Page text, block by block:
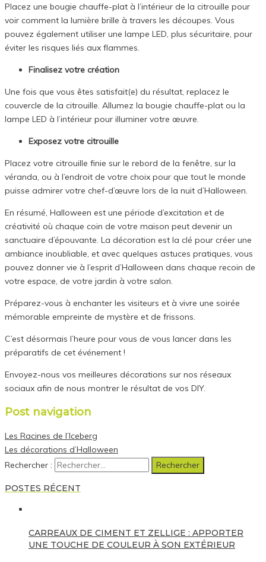
Placez une bougie chauffe-plat à l’intérieur de la citrouille pour
voir comment la lumière brille à travers les découpes. Vous
pouvez également utiliser une lampe LED, plus sécuritaire, pour
éviter les risques liés aux flammes.
Finalisez votre création
Une fois que vous êtes satisfait(e) du résultat, replacez le
couvercle de la citrouille. Allumez la bougie chauffe-plat ou la
lampe LED à l’intérieur pour illuminer votre œuvre.
Exposez votre citrouille
Placez votre citrouille finie sur le rebord de la fenêtre, sur la
véranda, ou à l’endroit de votre choix pour que tout le monde
puisse admirer votre chef-d’œuvre lors de la nuit d’Halloween.
En résumé, Halloween est une période d’excitation et de
créativité où chaque coin de votre maison peut devenir un
sanctuaire d’épouvante. La décoration est la clé pour créer une
ambiance inoubliable, et avec quelques astuces pratiques, vous
pouvez donner vie à l’esprit d’Halloween dans chaque recoin de
votre espace, de votre jardin à votre salon.
Préparez-vous à enchanter les visiteurs et à vivre une soirée
mémorable empreinte de mystère et de frissons.
C’est désormais l’heure pour vous de vous lancer dans les
préparatifs de cet événement !
Envoyez-nous vos meilleures décorations sur nos réseaux
sociaux afin de nous montrer le résultat de vos DIY.
Post navigation
Les Racines de l’Iceberg
Les décorations d’Halloween
Rechercher :
POSTES RÉCENT
CARREAUX DE CIMENT ET ZELLIGE : APPORTER
UNE TOUCHE DE COULEUR À SON EXTÉRIEUR